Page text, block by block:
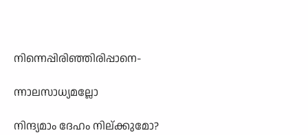
നിന്നെപ്പിരിഞ്ഞിരിപ്പാനെ-
ന്നാലസാധ്യമല്ലോ
നിന്ദ്യമാം ദേഹം നില്ക്കുമോ?